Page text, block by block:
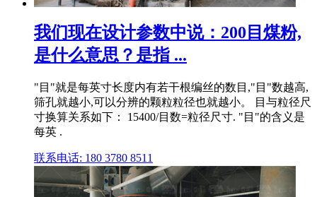
我们现在设计参数中说：200目煤粉,
是什么意思？是指 ...
"目"就是每英寸长度内有若干根编丝的数目,"目"数越高,
筛孔就越小,可以分辨的颗粒粒径也就越小。 目与粒径尺
寸换算关系如下： 15400/目数=粒径尺寸. "目"的含义是
每英 .
联系电话: 180 3780 8511